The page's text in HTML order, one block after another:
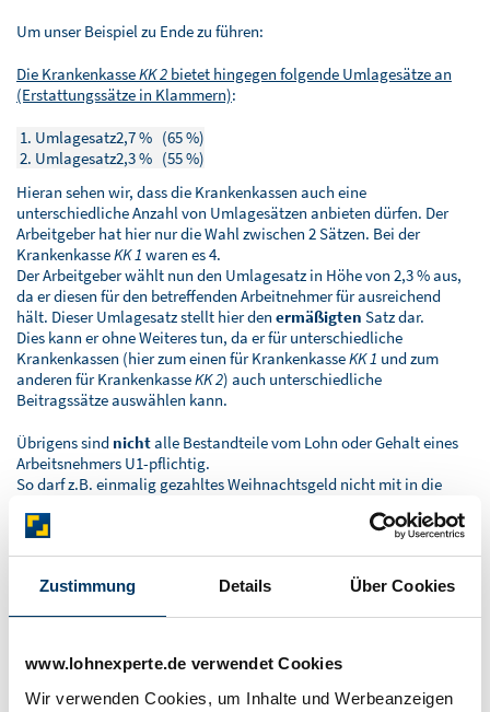
Zustimmung Details Über Cookies
www.lohnexperte.de verwendet Cookies
Wir verwenden Cookies, um Inhalte und Werbeanzeigen
Um unser Beispiel zu Ende zu führen:
Die KrankenkasseKK 2 bietet hingegen folgende Umlagesätze an
(Erstattungssätze in Klammern):
1. Umlagesatz2,7 % (65 %)
2. Umlagesatz2,3 % (55 %)
Hieran sehen wir, dass die Krankenkassen auch eine
unterschiedliche Anzahl von Umlagesätzen anbieten dürfen. Der
Arbeitgeber hat hier nur die Wahl zwischen 2 Sätzen. Bei der
KrankenkasseKK 1 waren es 4.
Der Arbeitgeber wählt nun den Umlagesatz in Höhe von 2,3 % aus,
da er diesen für den betreffenden Arbeitnehmer für ausreichend
hält. Dieser Umlagesatz stellt hier den ermäßigten Satz dar.
Dies kann er ohne Weiteres tun, da er für unterschiedliche
Krankenkassen (hier zum einen für KrankenkasseKK 1 und zum
anderen für KrankenkasseKK 2) auch unterschiedliche
Beitragssätze auswählen kann.
Übrigens sind nichtalle Bestandteile vom Lohn oder Gehalt eines
Arbeitsnehmers U1-pflichtig.
So darf z.B. einmalig gezahltes Weihnachtsgeld nicht mit in die
nennen. Stark vereinfacht kann man dazu festhalten, dass nur
laufende, also regelmäßig gezahlte, monatlich wiederkehrende
Sozialversicherungspflicht unterliegen. Auf alle Möglichkeiten
Prüfung der Umlagepflicht U1 für den
Arbeitgeber